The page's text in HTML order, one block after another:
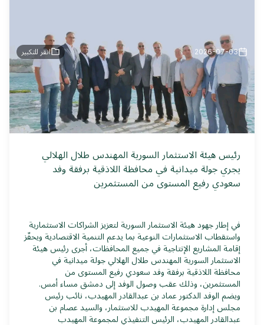
2026-07-03 انقر للتكبير
رئيس هيئة الاستثمار السورية المهندس طلال الهلالي
يجري جولة ميدانية في محافظة اللاذقية برفقة وفد
سعودي رفيع المستوى من المستثمرين
في إطار جهود هيئة الاستثمار السورية لتعزيز الشراكات الاستثمارية
واستقطاب الاستثمارات النوعية بما يدعم التنمية الاقتصادية ويحفّز
إقامة المشاريع الإنتاجية في جميع المحافظات، أجرى رئيس هيئة
الاستثمار السورية المهندس طلال الهلالي جولة ميدانية في
محافظة اللاذقية برفقة وفد سعودي رفيع المستوى من
المستثمرين، وذلك عقب وصول الوفد إلى دمشق مساء أمس.
ويضم الوفد الدكتور عماد بن عبدالقادر المهيدب، نائب رئيس
مجلس إدارة مجموعة المهيدب للاستثمار، والسيد عصام بن
عبدالقادر المهيدب، الرئيس التنفيذي لمجموعة المهيدب